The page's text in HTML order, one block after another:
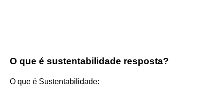
O que é sustentabilidade resposta?
O que é Sustentabilidade: